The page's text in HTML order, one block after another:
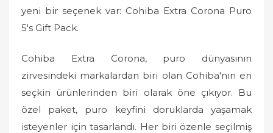
yeni bir seçenek var: Cohiba Extra Corona Puro
5's Gift Pack.
Cohiba Extra Corona, puro dünyasının
zirvesindeki markalardan biri olan Cohiba'nın en
seçkin ürünlerinden biri olarak öne çıkıyor. Bu
özel paket, puro keyfini doruklarda yaşamak
isteyenler için tasarlandı. Her biri özenle seçilmiş